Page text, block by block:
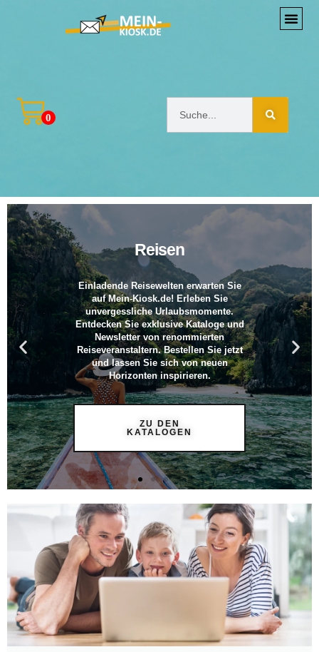
0
Reisen
Einladende Reisewelten erwarten Sie
auf Mein-Kiosk.de! Erleben Sie
unvergessliche Urlaubsmomente.
Entdecken Sie exklusive Kataloge und
Newsletter von renommierten
Reiseveranstaltern. Bestellen Sie jetzt
und lassen Sie sich von neuen
Horizonten inspirieren.
ZU DEN
KATALOGEN